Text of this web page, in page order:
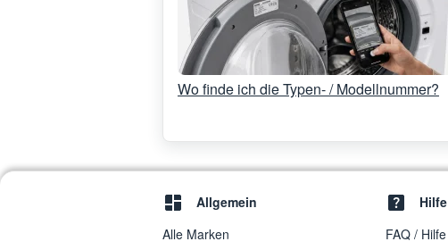
Wo finde ich die Typen- / Modellnummer?
Allgemein
Alle Marken
Hilfe
FAQ / Hilfe